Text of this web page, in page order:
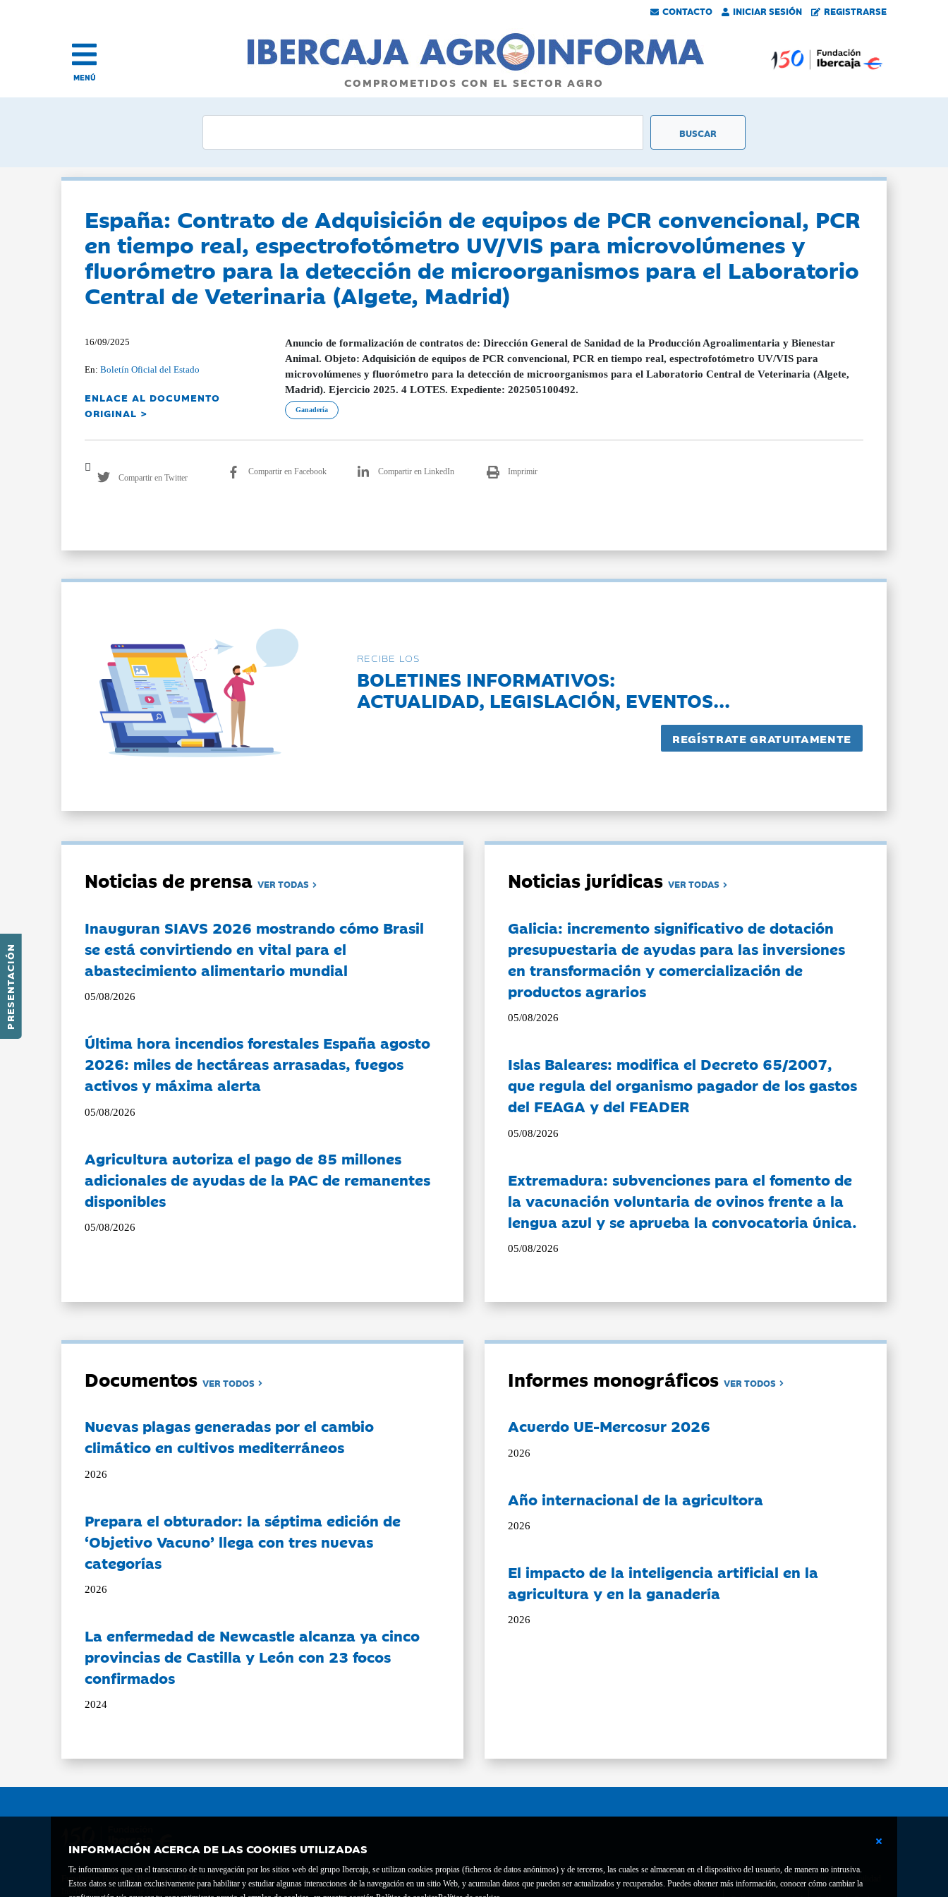
CONTACTO INICIAR SESIÓN REGISTRARSE
PRESENTACIÓN
MENÚ COMPROMETIDOS CON EL SECTOR AGRO
INFORMACIÓN ACERCA DE LAS COOKIES UTILIZADAS
Te informamos que en el transcurso de tu navegación por los sitios web del grupo Ibercaja, se utilizan cookies propias (ficheros de datos anónimos) y de terceros, las cuales se almacenan en el dispositivo del usuario, de manera no intrusiva.
Estos datos se utilizan exclusivamente para habilitar y estudiar algunas interacciones de la navegación en un sitio Web, y acumulan datos que pueden ser actualizados y recuperados. Puedes obtener más información, conocer cómo cambiar la
España: Contrato de Adquisición de equipos de PCR convencional, PCR
en tiempo real, espectrofotómetro UV/VIS para microvolúmenes y
fluorómetro para la detección de microorganismos para el Laboratorio
Central de Veterinaria (Algete, Madrid)
16/09/2025
En:Boletín Oficial del Estado
ENLACE AL DOCUMENTO
ORIGINAL >
Anuncio de formalización de contratos de: Dirección General de Sanidad de la Producción Agroalimentaria y Bienestar
Animal. Objeto: Adquisición de equipos de PCR convencional, PCR en tiempo real, espectrofotómetro UV/VIS para
microvolúmenes y fluorómetro para la detección de microorganismos para el Laboratorio Central de Veterinaria (Algete,
Madrid). Ejercicio 2025. 4 LOTES. Expediente: 202505100492.
Ganadería
Compartir en Twitter
Compartir en Facebook Compartir en LinkedIn Imprimir
RECIBE LOS
BOLETINES INFORMATIVOS:
ACTUALIDAD, LEGISLACIÓN, EVENTOS...
Noticias de prensaVER TODAS
Inauguran SIAVS 2026 mostrando cómo Brasil
se está convirtiendo en vital para el
abastecimiento alimentario mundial
05/08/2026
Última hora incendios forestales España agosto
2026: miles de hectáreas arrasadas, fuegos
activos y máxima alerta
05/08/2026
Agricultura autoriza el pago de 85 millones
adicionales de ayudas de la PAC de remanentes
disponibles
05/08/2026
Noticias jurídicasVER TODAS
Galicia: incremento significativo de dotación
presupuestaria de ayudas para las inversiones
en transformación y comercialización de
productos agrarios
05/08/2026
Islas Baleares: modifica el Decreto 65/2007,
que regula del organismo pagador de los gastos
del FEAGA y del FEADER
05/08/2026
Extremadura: subvenciones para el fomento de
la vacunación voluntaria de ovinos frente a la
lengua azul y se aprueba la convocatoria única.
05/08/2026
DocumentosVER TODOS
Nuevas plagas generadas por el cambio
climático en cultivos mediterráneos
2026
Prepara el obturador: la séptima edición de
‘Objetivo Vacuno’ llega con tres nuevas
categorías
2026
La enfermedad de Newcastle alcanza ya cinco
provincias de Castilla y León con 23 focos
confirmados
2024
Informes monográficosVER TODOS
Acuerdo UE-Mercosur 2026
2026
Año internacional de la agricultora
2026
El impacto de la inteligencia artificial en la
agricultura y en la ganadería
2026
Fundación Bancaria Ibercaja C.I.F. G-50000652.
Inscrita en el Registro de Fundaciones del Mº de Educación, Cultura y Deporte con el nº 1689.
Contacto Declaración de accesibilidad